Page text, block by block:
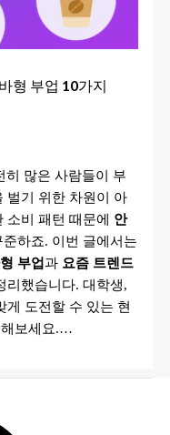
형 부업 10가지
히 많은 사람들이 부
벌기 위한 차원이 아
소비 패턴 때문에 안
하죠. 이번 글에서는
부업과 요즘 트렌드
리했습니다. 대학생,
게 도전할 수 있는 현
해보세요.…